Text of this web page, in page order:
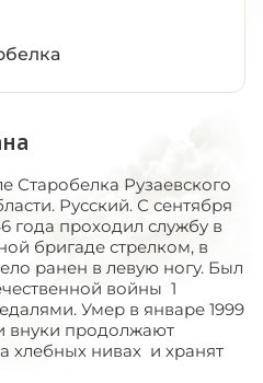
Старобелка Рузаевского
Русский. С сентября
года проходил службу в
бригаде стрелком, в
ранен в левую ногу. Был
войны 1
Умер в январе 1999
внуки продолжают
хлебных нивах и хранят